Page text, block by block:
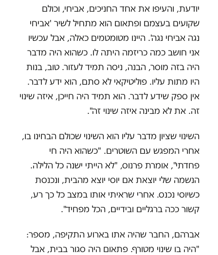
יודעת, והעיפו את אחד החניכים, אביחי, וכולם
שקועים בעצמם ופתאום הוא מתחיל לשיר 'אביחי
נגה אביחי נגה'. היינו מטומטמים כאלה, אבל עכשיו
אני חושב כמה כריזמה היתה לו. כשהוא היה מדבר
היה בזה מוסר, הבנה, ניסה תמיד לעזור. טוב, בנות
היו מתות עליו. פוליטיקאי לא סתם, הוא ידע לדבר.
אין ספק שידע לדבר. הוא תמיד היה חייכן, איזה שינוי
זה. את לא מבינה איזה שינוי זה".
השינוי שציון מדבר עליו הוא השינוי שכולם הבחינו בו,
אחרי המפגש עם השוטרים. "כשהוא היה חי
פחדתי", אומרת פרנוס, "לא הייתי ישנה כל הלילה.
הנשמה שלי יוצאת אם יוסי יוצא מהבית, ונכנסת
כשיוסי נכנס. אחרי שראיתי אותו במצב כל כך רע,
קשור ככה ברגליים ובידיים, הכל מפחיד".
אברהם, החבר שהיה אתו בארוע התקיפה, מספר:
"היה בו שינוי מטורף. פתאום היה סגור בבית, אבל